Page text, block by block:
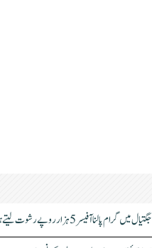
جگتیال میں گرام پالنا آفیسر 5 ہزار روپے رشوت لیتے ہوئے گرفتار